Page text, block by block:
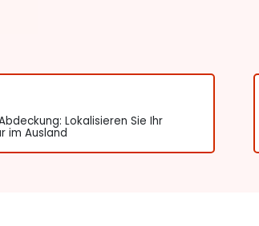
Lokalisieren Sie Ihr
im Ausland